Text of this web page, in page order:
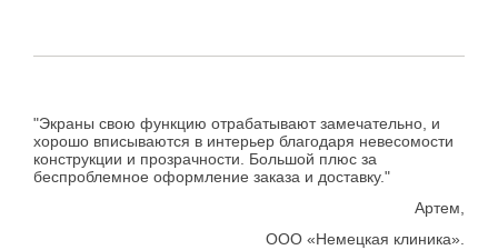
"Экраны свою функцию отрабатывают замечательно, и
хорошо вписываются в интерьер благодаря невесомости
конструкции и прозрачности. Большой плюс за
беспроблемное оформление заказа и доставку."
Артем,
ООО «Немецкая клиника».